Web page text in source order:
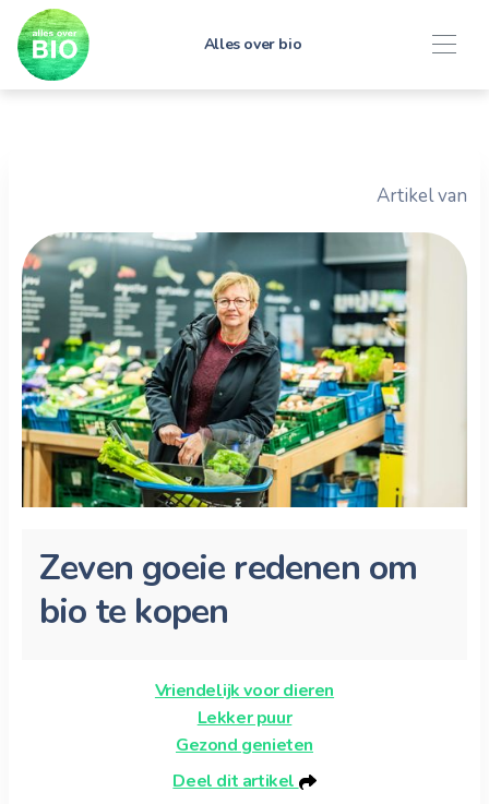
Alles over bio
Artikel van
Zeven goeie redenen om
bio te kopen
Vriendelijk voor dieren
Lekker puur
Gezond genieten
Deel dit artikel